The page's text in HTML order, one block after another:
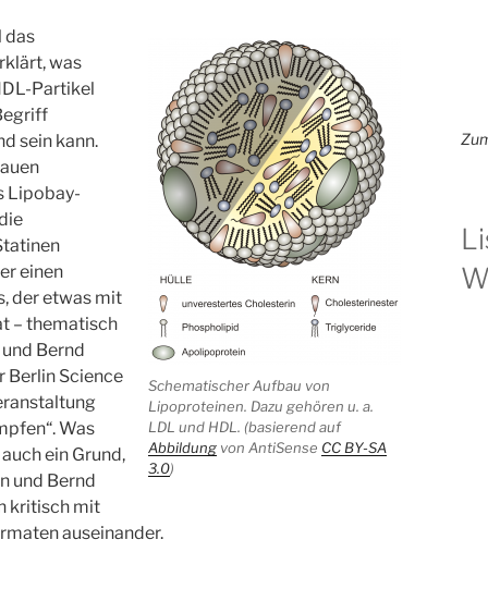
Schematischer Aufbau von
Lipoproteinen. Dazu gehören u. a.
LDL und HDL. (basierend auf
Abbildung von AntiSense CC BY-SA
3.0)
das
was
Partikel
sein kann.
Lipobay-
einen
der etwas mit
– thematisch
Bernd
Berlin Science
Was
ein Grund,
und Bernd
kritisch mit
auseinander.